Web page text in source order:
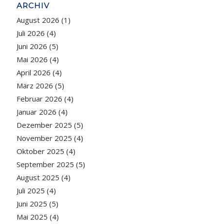
ARCHIV
August 2026 (1)
Juli 2026 (4)
Juni 2026 (5)
Mai 2026 (4)
April 2026 (4)
März 2026 (5)
Februar 2026 (4)
Januar 2026 (4)
Dezember 2025 (5)
November 2025 (4)
Oktober 2025 (4)
September 2025 (5)
August 2025 (4)
Juli 2025 (4)
Juni 2025 (5)
Mai 2025 (4)